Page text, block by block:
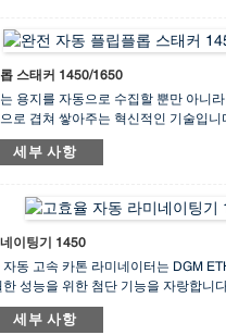
로 외부 포장재로 사용되며 물류 및 중
구성과 친환경성 등의 장점을 지닌 골
다양한 분야에 활용되고 있습니다.
스태커 1450/1650
용지를 자동으로 수집할 뿐만 아니
로 겹쳐 쌓아주는 혁신적인 기술입
업자의 수고를 덜어줄 뿐 아니라 인
동 용지 분류 기능을 통해 용지를 깔끔
용은 업무 편의성을 높여줄 뿐만 아니
니다.
세부 사항
이팅기 1450
동 고속 카톤 라미네이터는 DGM
성능을 위한 첨단 기능을 자랑합니
어 뛰어난 정확성과 안정적인 작동을
동기화되어 가로 및 세로 방향 모두 정
세부 사항